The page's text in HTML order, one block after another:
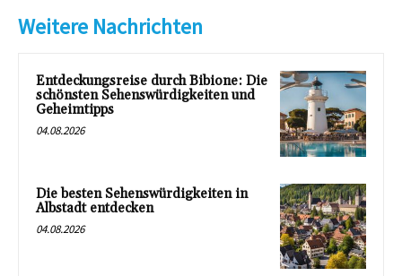
Weitere Nachrichten
Entdeckungsreise durch Bibione: Die
schönsten Sehenswürdigkeiten und
Geheimtipps
04.08.2026
Die besten Sehenswürdigkeiten in
Albstadt entdecken
04.08.2026